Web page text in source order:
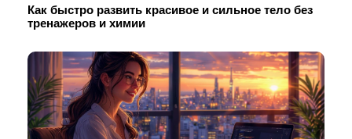
Как быстро развить красивое и сильное тело без
тренажеров и химии